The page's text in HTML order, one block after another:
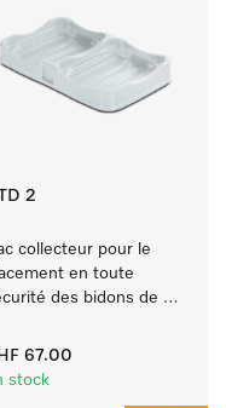
2
collecteur pour le
en toute
des bidons de
67.00
stock